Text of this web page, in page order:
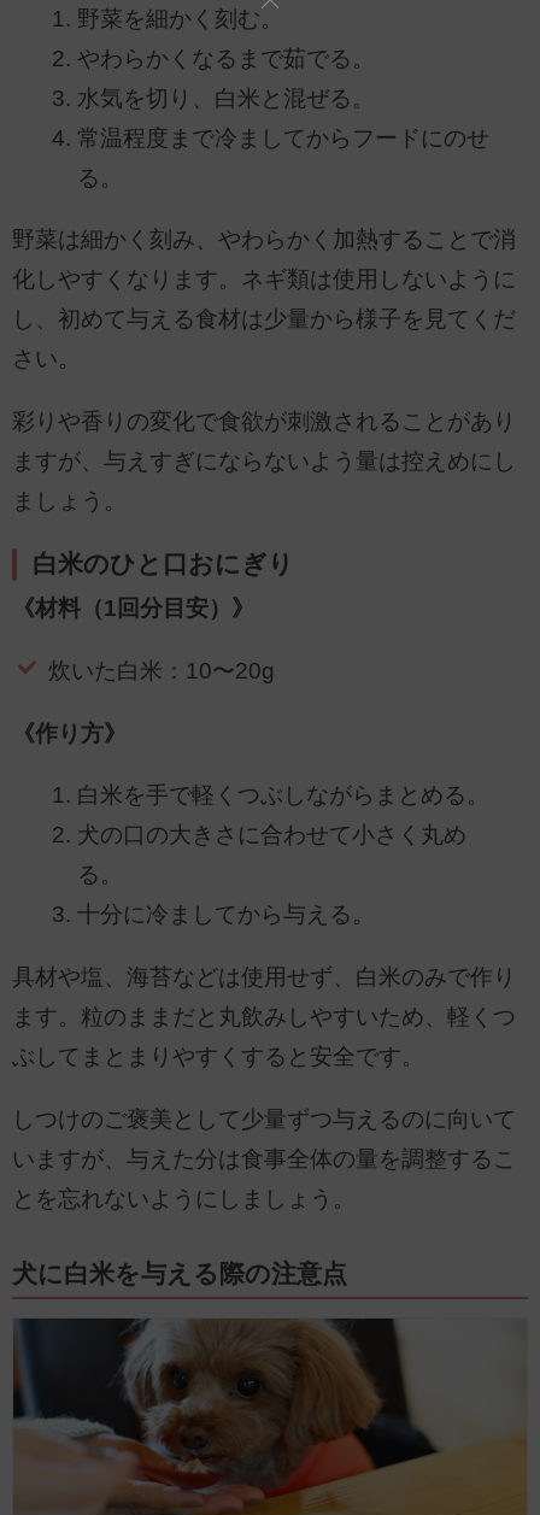
野菜を細かく刻む。
やわらかくなるまで茹でる。
水気を切り、白米と混ぜる。
常温程度まで冷ましてからフードにのせ
る。
野菜は細かく刻み、やわらかく加熱することで消
化しやすくなります。ネギ類は使用しないように
し、初めて与える食材は少量から様子を見てくだ
さい。
彩りや香りの変化で食欲が刺激されることがあり
ますが、与えすぎにならないよう量は控えめにし
ましょう。
白米のひと口おにぎり
《材料（1回分目安）》
炊いた白米：10〜20g
《作り方》
白米を手で軽くつぶしながらまとめる。
犬の口の大きさに合わせて小さく丸め
る。
十分に冷ましてから与える。
具材や塩、海苔などは使用せず、白米のみで作り
ます。粒のままだと丸飲みしやすいため、軽くつ
ぶしてまとまりやすくすると安全です。
しつけのご褒美として少量ずつ与えるのに向いて
いますが、与えた分は食事全体の量を調整するこ
とを忘れないようにしましょう。
犬に白米を与える際の注意点